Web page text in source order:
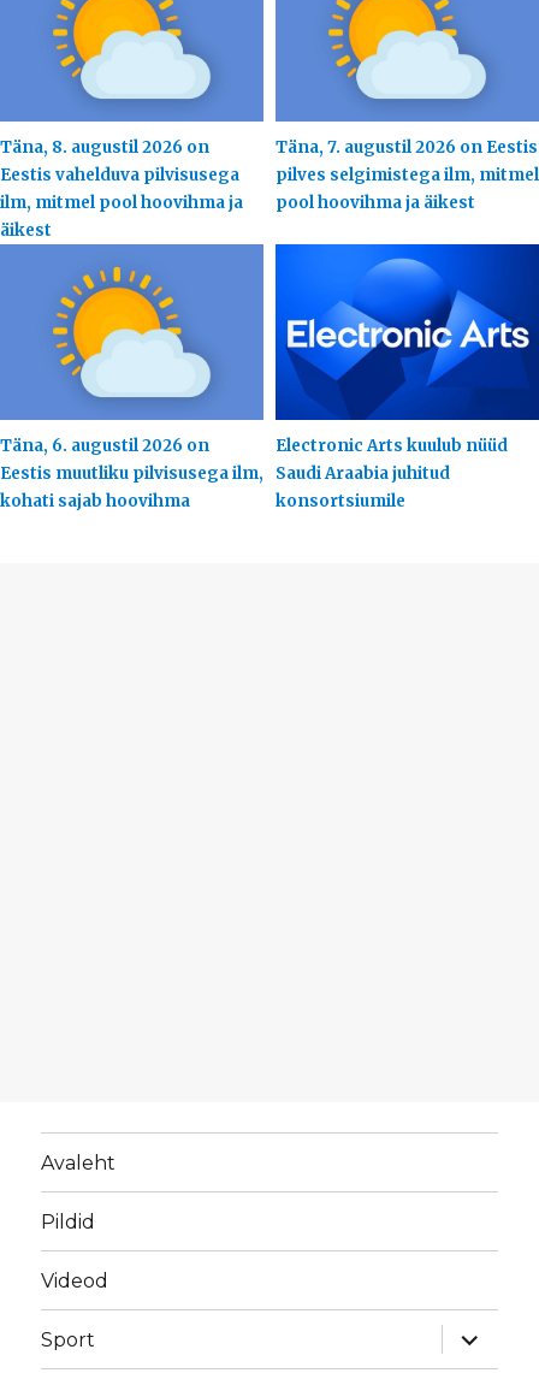
Täna, 8. augustil 2026 on
Eestis vahelduva pilvisusega
ilm, mitmel pool hoovihma ja
äikest
Täna, 7. augustil 2026 on Eestis
pilves selgimistega ilm, mitmel
pool hoovihma ja äikest
Täna, 6. augustil 2026 on
Eestis muutliku pilvisusega ilm,
kohati sajab hoovihma
Electronic Arts kuulub nüüd
Saudi Araabia juhitud
konsortsiumile
Avaleht
Pildid
Videod
Sport
laienda